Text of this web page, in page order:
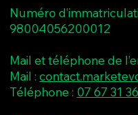
Numéro
98004056200012
Mail et téléphone de
Mail :
Téléphone : 07 67 31